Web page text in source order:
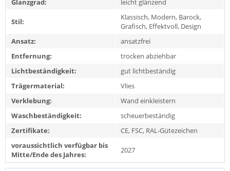
Glanzgrad:
leicht glänzend
Stil:
Klassisch, Modern, Barock,
Grafisch, Effektvoll, Design
Ansatz:
ansatzfrei
Entfernung:
trocken abziehbar
Lichtbeständigkeit:
gut lichtbeständig
Trägermaterial:
Vlies
Verklebung:
Wand einkleistern
Waschbeständigkeit:
scheuerbeständig
Zertifikate:
CE, FSC, RAL-Gütezeichen
voraussichtlich verfügbar bis
Mitte/Ende des Jahres:
2027